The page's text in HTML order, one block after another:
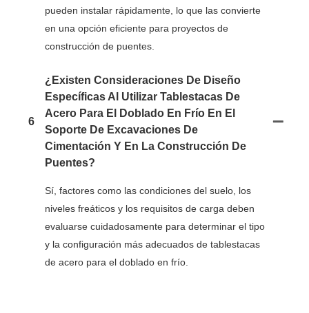
pueden instalar rápidamente, lo que las convierte
en una opción eficiente para proyectos de
construcción de puentes.
6
¿Existen Consideraciones De Diseño
Específicas Al Utilizar Tablestacas De
Acero Para El Doblado En Frío En El
Soporte De Excavaciones De
Cimentación Y En La Construcción De
Puentes?
Sí, factores como las condiciones del suelo, los
niveles freáticos y los requisitos de carga deben
evaluarse cuidadosamente para determinar el tipo
y la configuración más adecuados de tablestacas
de acero para el doblado en frío.